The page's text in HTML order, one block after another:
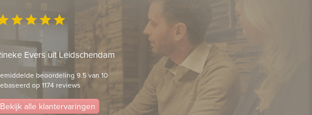
starstarstarstar
Evers uit Leidschendam
beoordeling 9.5 van 10
op 1174 reviews
Bekijk alle klantervaringen